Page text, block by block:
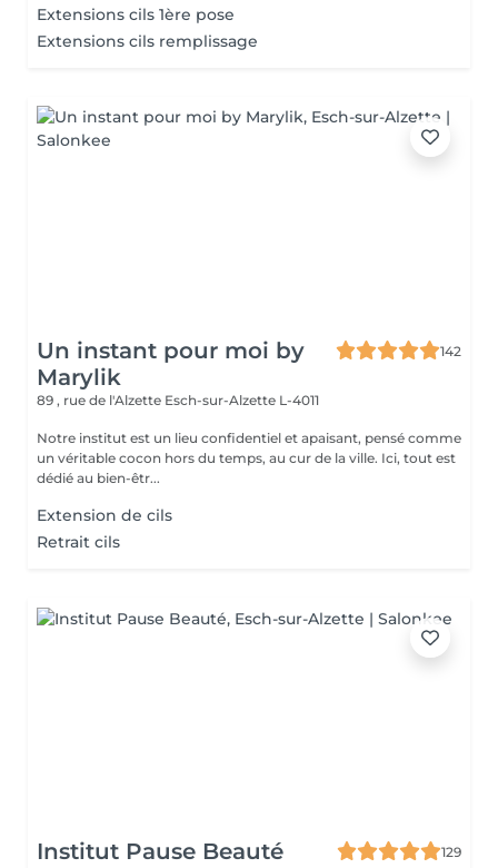
Extensions cils 1ère pose
Extensions cils remplissage
Un instant pour moi by
Marylik
142
89 , rue de l'Alzette Esch-sur-Alzette L-4011
Notre institut est un lieu confidentiel et apaisant, pensé comme
un véritable cocon hors du temps, au cur de la ville. Ici, tout est
dédié au bien-êtr...
Extension de cils
Retrait cils
Institut Pause Beauté
129